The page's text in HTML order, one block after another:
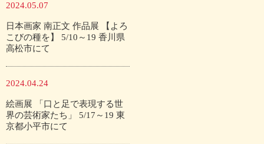
2024.05.07
日本画家 南正文 作品展 【よろ
こびの種を】 5/10～19 香川県
高松市にて
2024.04.24
絵画展 「口と足で表現する世
界の芸術家たち」 5/17～19 東
京都小平市にて